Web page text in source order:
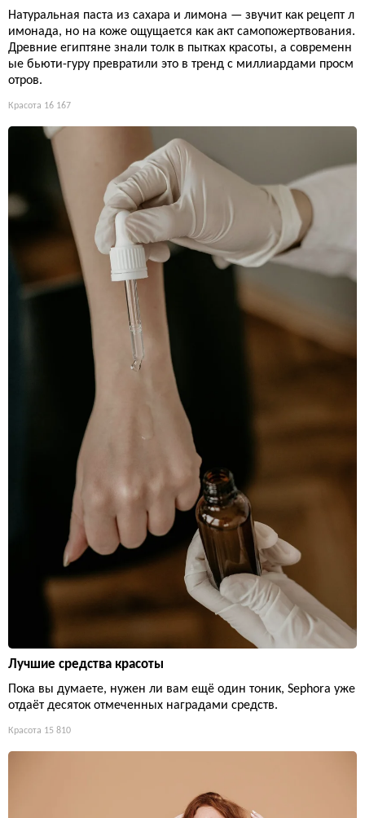
Натуральная паста из сахара и лимона — звучит как рецепт л
имонада, но на коже ощущается как акт самопожертвования.
Древние египтяне знали толк в пытках красоты, а современн
ые бьюти-гуру превратили это в тренд с миллиардами просм
отров.
Красота 16 167
Лучшие средства красоты
Пока вы думаете, нужен ли вам ещё один тоник, Sephora уже
отдаёт десяток отмеченных наградами средств.
Красота 15 810